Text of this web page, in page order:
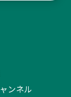
ンネル